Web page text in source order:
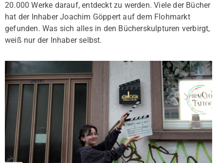
20.000 Werke darauf, entdeckt zu werden. Viele der Bücher
hat der Inhaber Joachim Göppert auf dem Flohmarkt
gefunden. Was sich alles in den Bücherskulpturen verbirgt,
weiß nur der Inhaber selbst.